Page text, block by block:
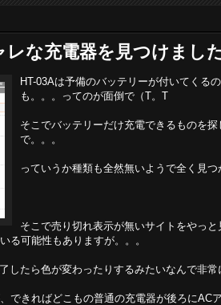
な充電器を見つけまし
HT-03Aは予備のバッテリーが付いてくる
も。。。ってのが面倒で（T。T
そこでバッテリーだけ充電できるものを
で。。。
っていうか種類も全然無いようで全く見つ
そこで売り切れ表示が無いサイトをやっと
る可能性もありますが。。。
したら色が変わったりするみたいなんで非常
できればどこもの普通の充電器が後ろに